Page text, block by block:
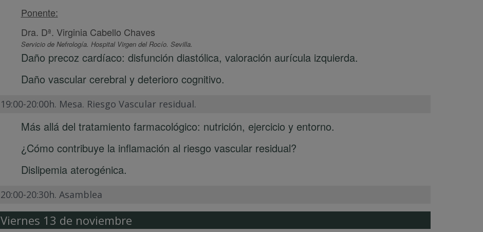
Ponente:
Dra. Dª. Virginia Cabello Chaves
Servicio de Nefrología. Hospital Virgen del Rocío. Sevilla.
Daño precoz cardíaco: disfunción diastólica, valoración aurícula izquierda.
Daño vascular cerebral y deterioro cognitivo.
19:00-20:00h. Mesa. Riesgo Vascular residual.
Más allá del tratamiento farmacológico: nutrición, ejercicio y entorno.
¿Cómo contribuye la inflamación al riesgo vascular residual?
Dislipemia aterogénica.
20:00-20:30h. Asamblea
Viernes 13 de noviembre